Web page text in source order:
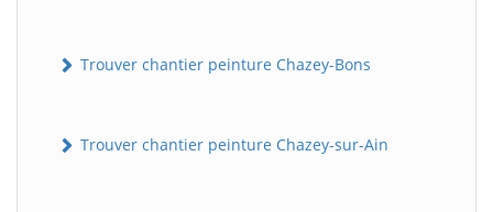
Trouver chantier peinture Chazey-Bons
Trouver chantier peinture Chazey-sur-Ain